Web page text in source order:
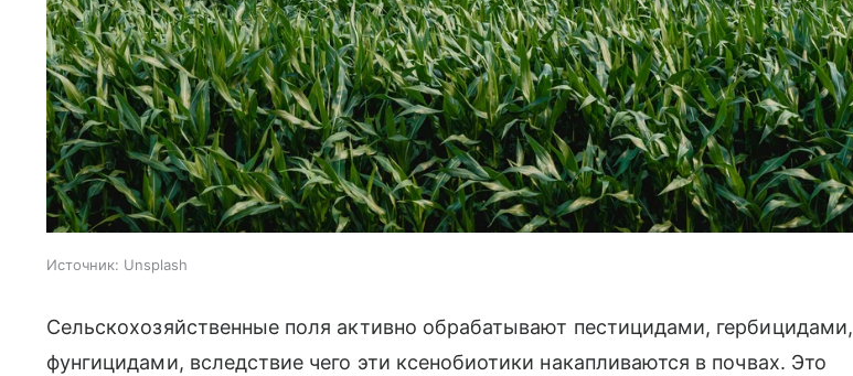
Источник: Unsplash
Сельскохозяйственные поля активно обрабатывают пестицидами, гербицидами,
фунгицидами, вследствие чего эти ксенобиотики накапливаются в почвах. Это